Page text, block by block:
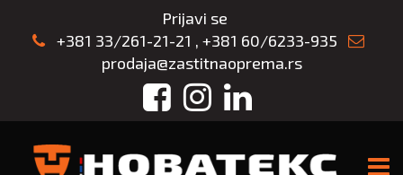
Prijavi se
+381 33/261-21-21 , +381 60/6233-935
prodaja@zastitnaoprema.rs
FacebookInstagram
LinkedIn